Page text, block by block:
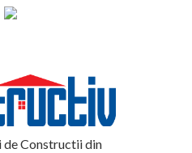
de Constructii din